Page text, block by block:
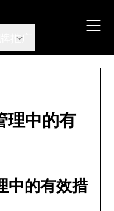
推广
理中的有
中的有效措